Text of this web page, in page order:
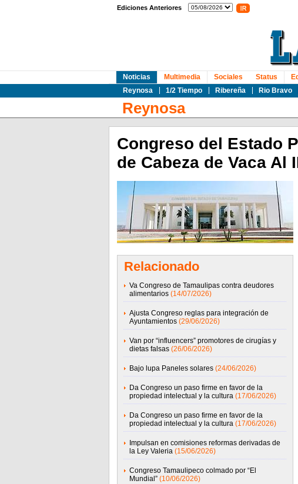
Ediciones Anteriores
Noticias
Reynosa
1/2 Tiempo Ribereña Rio Bravo
Multimedia Sociales Status
Reynosa
Congreso del Estado
de Cabeza de Vaca Al
Relacionado
Va Congreso de Tamaulipas contra deudores
alimentarios (14/07/2026)
Ajusta Congreso reglas para integración de
Ayuntamientos (29/06/2026)
Van por “influencers” promotores de cirugías y
dietas falsas (26/06/2026)
Bajo lupa Paneles solares (24/06/2026)
Da Congreso un paso firme en favor de la
propiedad intelectual y la cultura (17/06/2026)
Da Congreso un paso firme en favor de la
propiedad intelectual y la cultura (17/06/2026)
Impulsan en comisiones reformas derivadas de
la Ley Valeria (15/06/2026)
Congreso Tamaulipeco colmado por “El
Mundial” (10/06/2026)